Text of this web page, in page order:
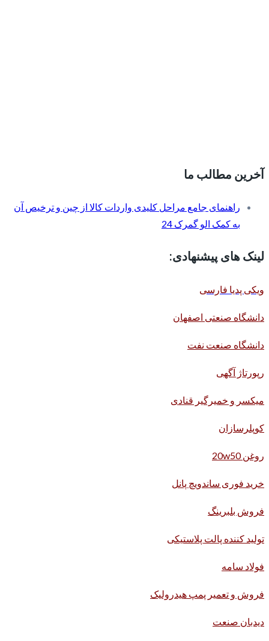
آخرین مطالب ما
راهنمای جامع مراحل کلیدی واردات کالا از چین و ترخیص آن
به کمک الو گمرک 24
لینک های پیشنهادی:
ویکی پدیا فارسی
دانشگاه صنعتی اصفهان
دانشگاه صنعت نفت
رپورتاژ آگهی
میکسر و خمیرگیر قنادی
کوپلرسازان
روغن 20w50
خرید فوری ساندویچ پانل
فروش بلبرینگ
تولید کننده پالت پلاستیکی
فولاد سامه
فروش و تعمیر پمپ هیدرولیک
دیدبان صنعت